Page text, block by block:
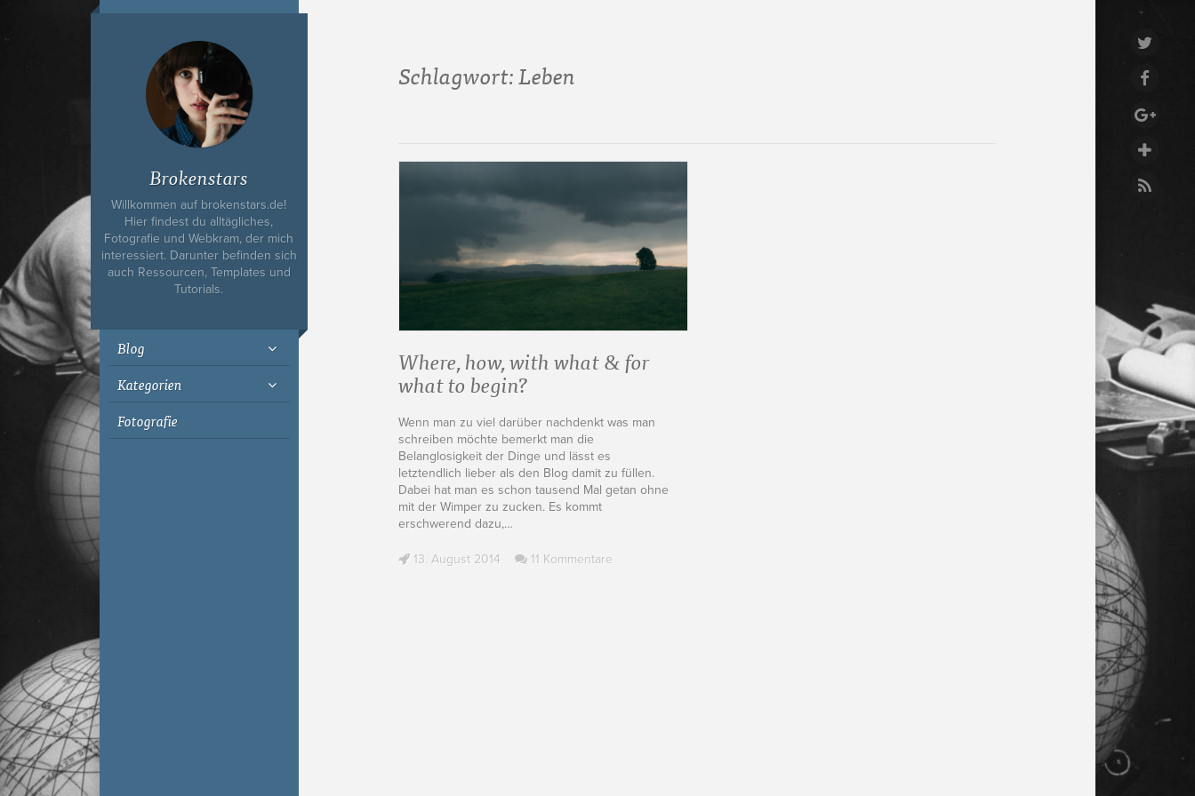
Ich bin Fyn,
23, und
wohne in
Köln
Brokenstars
Willkommen auf brokenstars.de!
Hier findest du alltägliches,
Fotografie und Webkram, der mich
interessiert. Darunter befinden sich
auch Ressourcen, Templates und
Tutorials.
Blog
Kategorien
Fotografie
Schlagwort:Leben
Where, how, with what & for
what to begin?
Wenn man zu viel darüber nachdenkt was man
schreiben möchte bemerkt man die
Belanglosigkeit der Dinge und lässt es
letztendlich lieber als den Blog damit zu füllen.
Dabei hat man es schon tausend Mal getan ohne
mit der Wimper zu zucken. Es kommt
erschwerend dazu,…
13. August 2014 11 Kommentare